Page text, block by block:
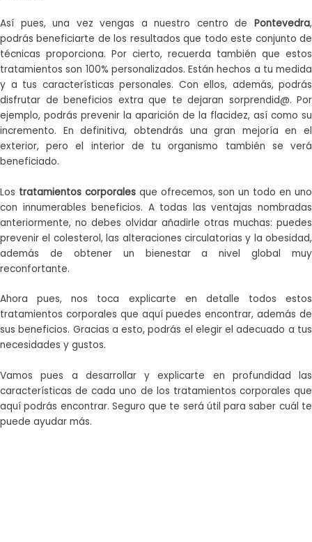
Así pues, una vez vengas a nuestro centro de Pontevedra,
podrás beneficiarte de los resultados que todo este conjunto de
técnicas proporciona. Por cierto, recuerda también que estos
tratamientos son 100% personalizados. Están hechos a tu medida
y a tus características personales. Con ellos, además, podrás
disfrutar de beneficios extra que te dejaran sorprendid@. Por
ejemplo, podrás prevenir la aparición de la flacidez, así como su
incremento. En definitiva, obtendrás una gran mejoría en el
exterior, pero el interior de tu organismo también se verá
beneficiado.
Los tratamientos corporalesque ofrecemos, son un todo en uno
con innumerables beneficios. A todas las ventajas nombradas
anteriormente, no debes olvidar añadirle otras muchas: puedes
prevenir el colesterol, las alteraciones circulatorias y la obesidad,
además de obtener un bienestar a nivel global muy
reconfortante.
Ahora pues, nos toca explicarte en detalle todos estos
tratamientos corporales que aquí puedes encontrar, además de
sus beneficios. Gracias a esto, podrás el elegir el adecuado a tus
necesidades y gustos.
Vamos pues a desarrollar y explicarte en profundidad las
características de cada uno de los tratamientos corporales que
aquí podrás encontrar. Seguro que te será útil para saber cuál te
puede ayudar más.